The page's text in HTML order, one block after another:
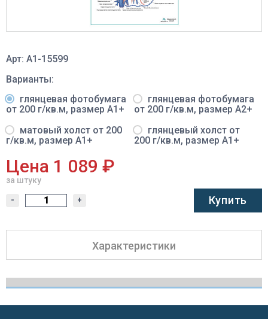
Арт: A1-15599
Варианты:
глянцевая фотобумага
от 200 г/кв.м, размер A1+
глянцевая фотобумага
от 200 г/кв.м, размер A2+
матовый холст от 200
г/кв.м, размер A1+
глянцевый холст от
200 г/кв.м, размер A1+
Цена 1 089 ₽
за штуку
- + Купить
Характеристики